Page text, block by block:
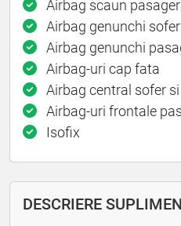
Airbag scaun pasager
Airbag genunchi sofer
Airbag genunchi
Airbag-uri cap fata
Airbag central sofer
Airbag-uri frontale
Isofix
DESCRIERE